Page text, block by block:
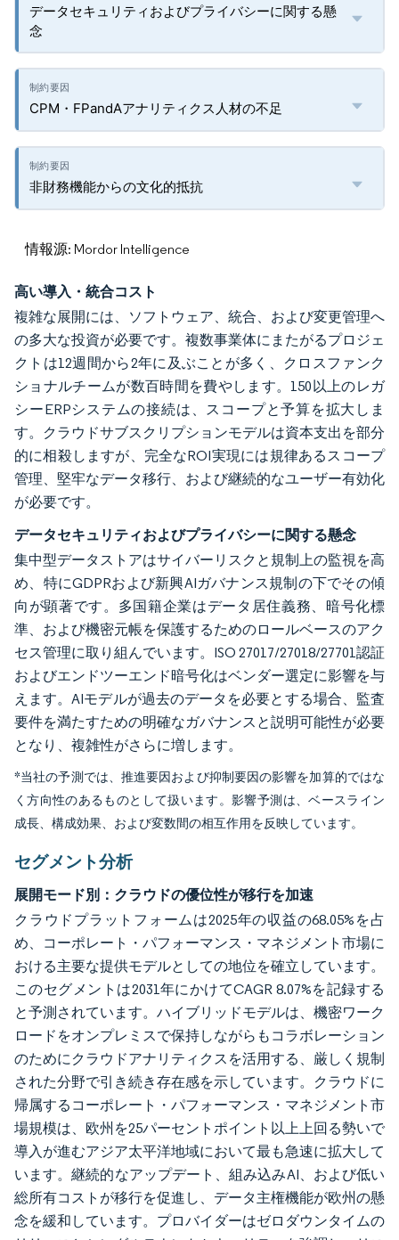
データセキュリティおよびプライバシーに関する懸
念
CPM・FPandAアナリティクス人材の不足
非財務機能からの文化的抵抗
情報源: Mordor Intelligence
高い導入・統合コスト
複雑な展開には、ソフトウェア、統合、および変更管理へ
の多大な投資が必要です。複数事業体にまたがるプロジェ
クトは12週間から2年に及ぶことが多く、クロスファンク
ショナルチームが数百時間を費やします。150以上のレガ
シーERPシステムの接続は、スコープと予算を拡大しま
す。クラウドサブスクリプションモデルは資本支出を部分
的に相殺しますが、完全なROI実現には規律あるスコープ
管理、堅牢なデータ移行、および継続的なユーザー有効化
が必要です。
データセキュリティおよびプライバシーに関する懸念
集中型データストアはサイバーリスクと規制上の監視を高
め、特にGDPRおよび新興AIガバナンス規制の下でその傾
向が顕著です。多国籍企業はデータ居住義務、暗号化標
準、および機密元帳を保護するためのロールベースのアク
セス管理に取り組んでいます。ISO 27017/27018/27701認証
およびエンドツーエンド暗号化はベンダー選定に影響を与
えます。AIモデルが過去のデータを必要とする場合、監査
要件を満たすための明確なガバナンスと説明可能性が必要
となり、複雑性がさらに増します。
*当社の予測では、推進要因および抑制要因の影響を加算的ではな
く方向性のあるものとして扱います。影響予測は、ベースライン
成長、構成効果、および変数間の相互作用を反映しています。
セグメント分析
展開モード別：クラウドの優位性が移行を加速
クラウドプラットフォームは2025年の収益の68.05%を占
め、コーポレート・パフォーマンス・マネジメント市場に
おける主要な提供モデルとしての地位を確立しています。
このセグメントは2031年にかけてCAGR 8.07%を記録する
と予測されています。ハイブリッドモデルは、機密ワーク
ロードをオンプレミスで保持しながらもコラボレーション
のためにクラウドアナリティクスを活用する、厳しく規制
された分野で引き続き存在感を示しています。クラウドに
帰属するコーポレート・パフォーマンス・マネジメント市
場規模は、欧州を25パーセントポイント以上上回る勢いで
導入が進むアジア太平洋地域において最も急速に拡大して
います。継続的なアップデート、組み込みAI、および低い
総所有コストが移行を促進し、データ主権機能が欧州の懸
念を緩和しています。プロバイダーはゼロダウンタイムの